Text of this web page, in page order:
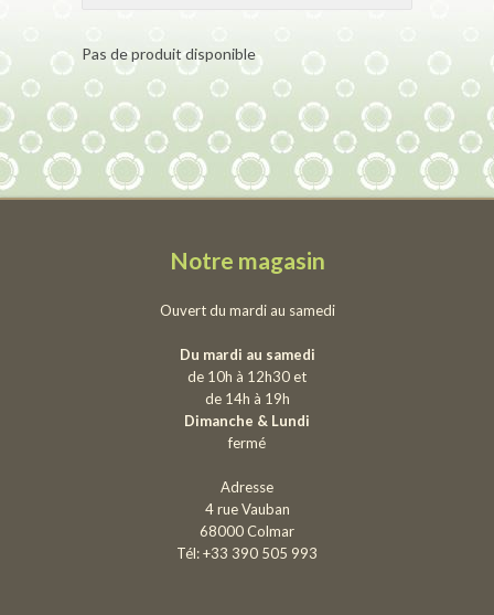
Pas de produit disponible
Notre magasin
Ouvert du mardi au samedi
Du mardi au samedi
de 10h à 12h30 et
de 14h à 19h
Dimanche & Lundi
fermé
Adresse
4 rue Vauban
68000 Colmar
Tél: +33 390 505 993